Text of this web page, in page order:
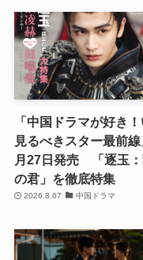
「中国ドラマが好き！
見るべきスター最前
月27日発売 「逐玉
の君」を徹底特集
2026.8.07 中国ドラマ